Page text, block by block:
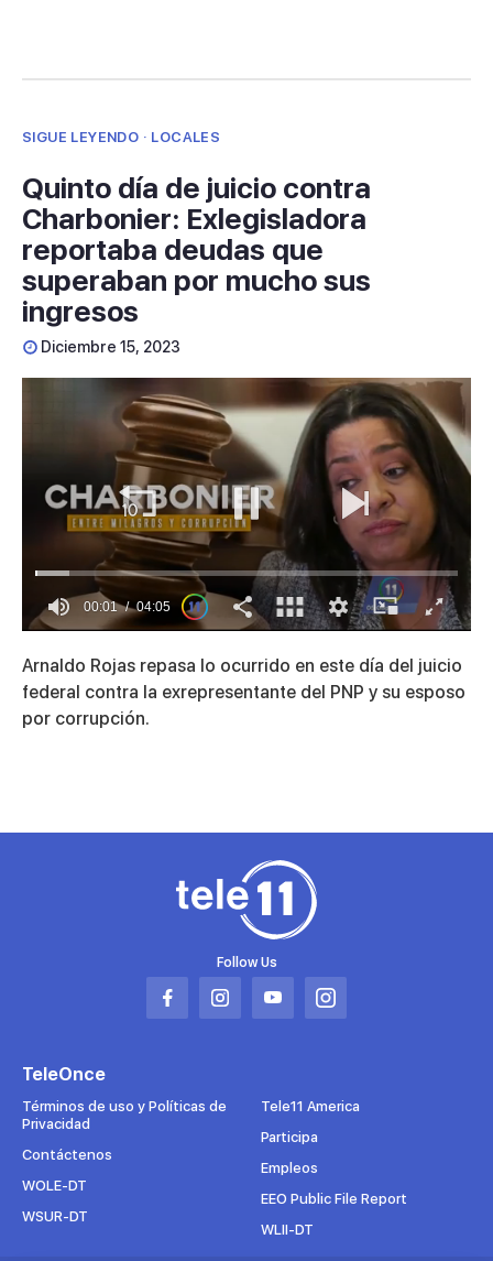
SIGUE LEYENDO · LOCALES
Quinto día de juicio contra
Charbonier: Exlegisladora
reportaba deudas que
superaban por mucho sus
ingresos
Diciembre 15, 2023
seconds
of
4
5
00:01 04:05
Arnaldo Rojas repasa lo ocurrido en este día del juicio
federal contra la exrepresentante del PNP y su esposo
por corrupción.
Follow Us
Abrir
pestaña
Abrir
pestaña
Abrir
pestaña
Abrir
pestaña
TeleOnce
Términos de uso y Políticas de
Privacidad
Contáctenos
WOLE-DT
WSUR-DT
Tele11 America
Participa
Empleos
EEO Public File Report
WLII-DT